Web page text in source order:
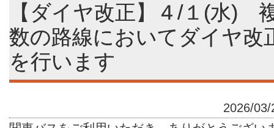
【ダイヤ改正】４/１(水)
数の路線においてダイヤ改
を行います
2026/03/